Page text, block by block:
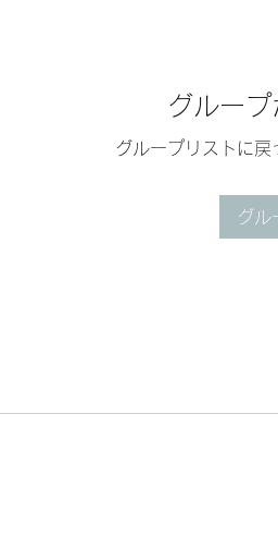
グルー
グループリストに
グル